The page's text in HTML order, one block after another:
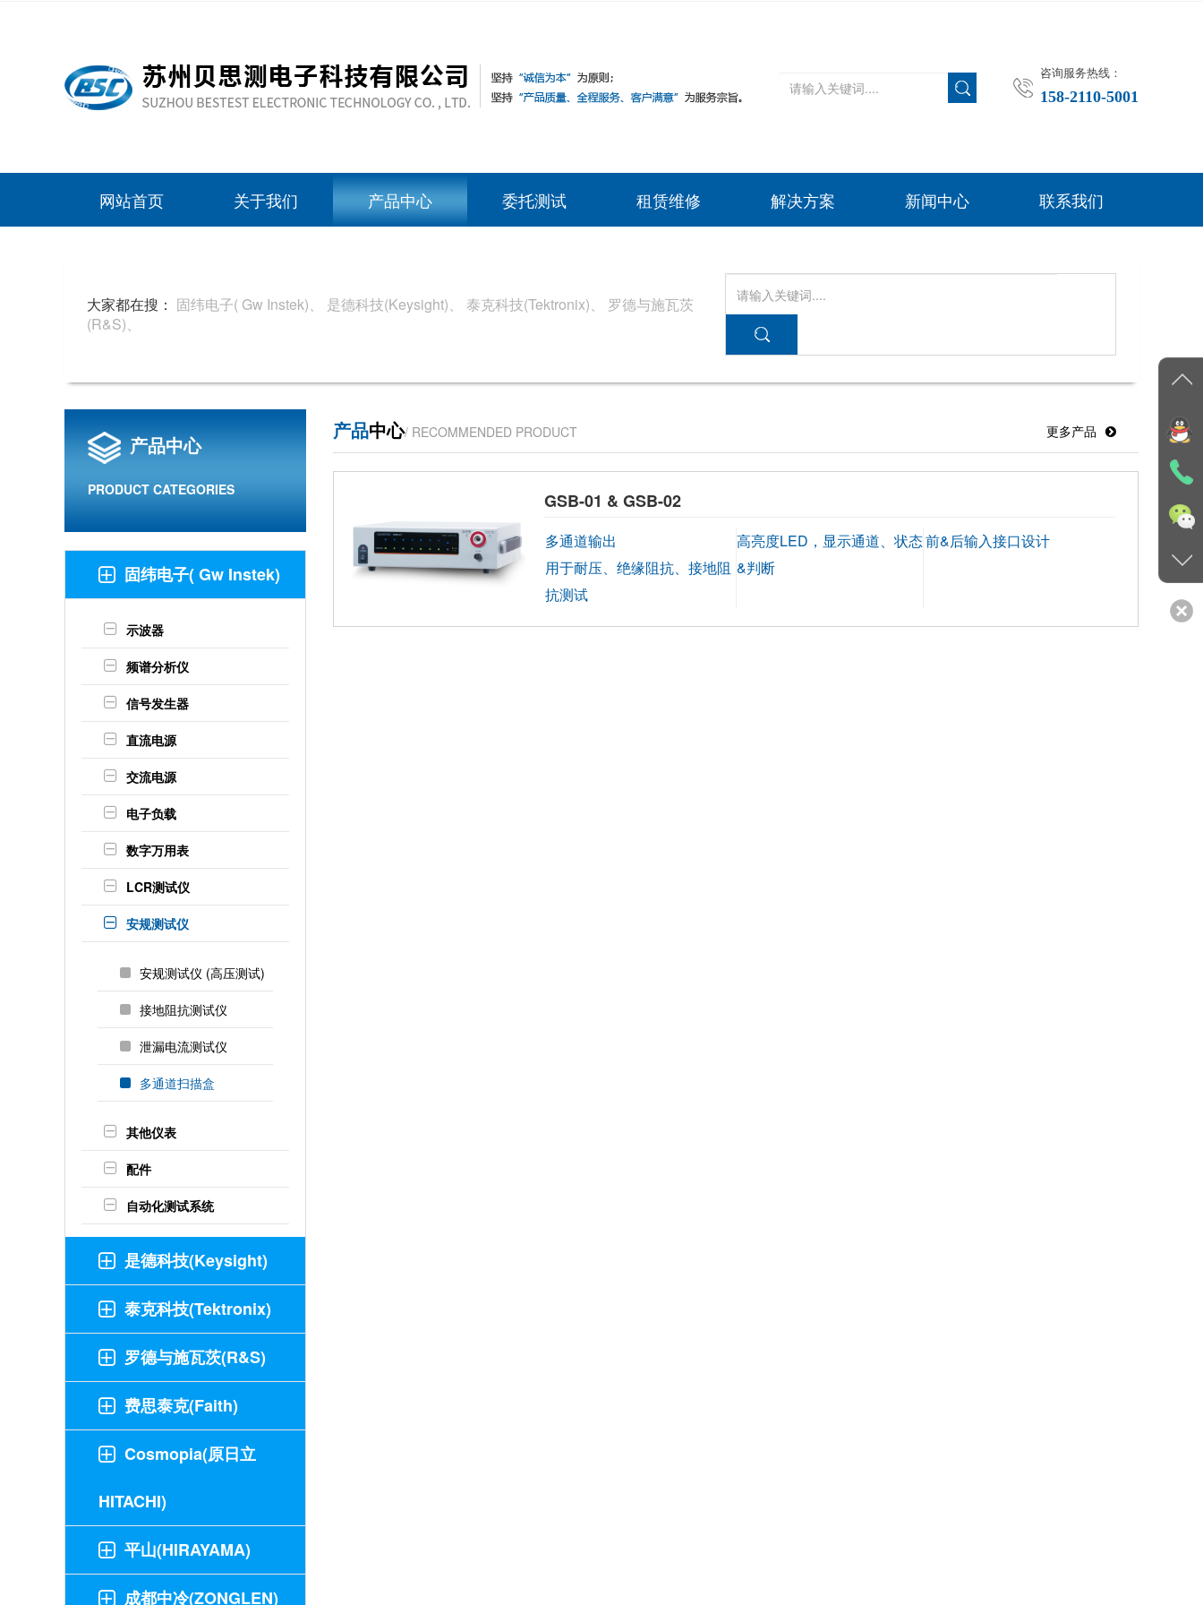
咨询服务热线：
158-2110-5001
网站首页 关于我们 产品中心 委托测试 租赁维修 解决方案 新闻中心 联系我们
大家都在搜： 固纬电子( Gw Instek)、 是德科技(Keysight)、 泰克科技(Tektronix)、
罗德与施瓦茨
(R&S)、
产品中心
PRODUCT CATEGORIES
固纬电子( Gw Instek)
示波器
频谱分析仪
信号发生器
直流电源
交流电源
电子负载
数字万用表
LCR测试仪
安规测试仪
安规测试仪 (高压测试)
接地阻抗测试仪
泄漏电流测试仪
多通道扫描盒
其他仪表
配件
自动化测试系统
是德科技(Keysight)
泰克科技(Tektronix)
罗德与施瓦茨(R&S)
费思泰克(Faith)
Cosmopia(原日立
HITACHI)
平山(HIRAYAMA)
成都中冷(ZONGLEN)
产品中心/ RECOMMENDED PRODUCT 更多产品
GSB-01 & GSB-02
多通道输出
用于耐压、绝缘阻抗、接地阻
抗测试
高亮度LED，显示通道、状态
&判断
前&后输入接口设计